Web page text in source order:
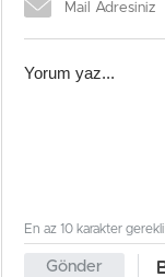
Gönder
En az 10 karakter gerekli